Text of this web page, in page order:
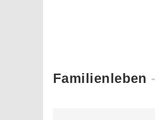
Familienleben